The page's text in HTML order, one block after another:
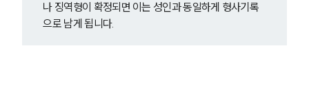
형사전문변호사
나 징역형이 확정되면 이는 성인과 동일하게 형사기록
으로 남게 됩니다.